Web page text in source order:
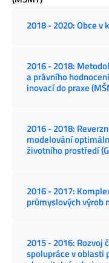
2018 - 2020: Obce v
2016 - 2018:
a právního
inovací do praxe
2016 - 2018:
modelování
životního prostředí
2016 - 2017:
průmyslových výrob
2015 - 2016: Rozvoj
spolupráce v oblasti